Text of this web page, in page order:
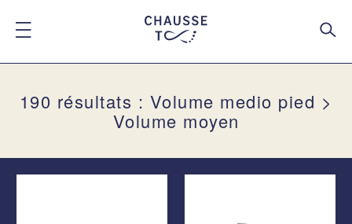
190 résultats : Volume medio pied >
Volume moyen